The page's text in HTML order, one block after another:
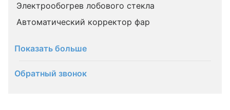
Электрообогрев лобового стекла
Автоматический корректор фар
Показать больше
Обратный звонок